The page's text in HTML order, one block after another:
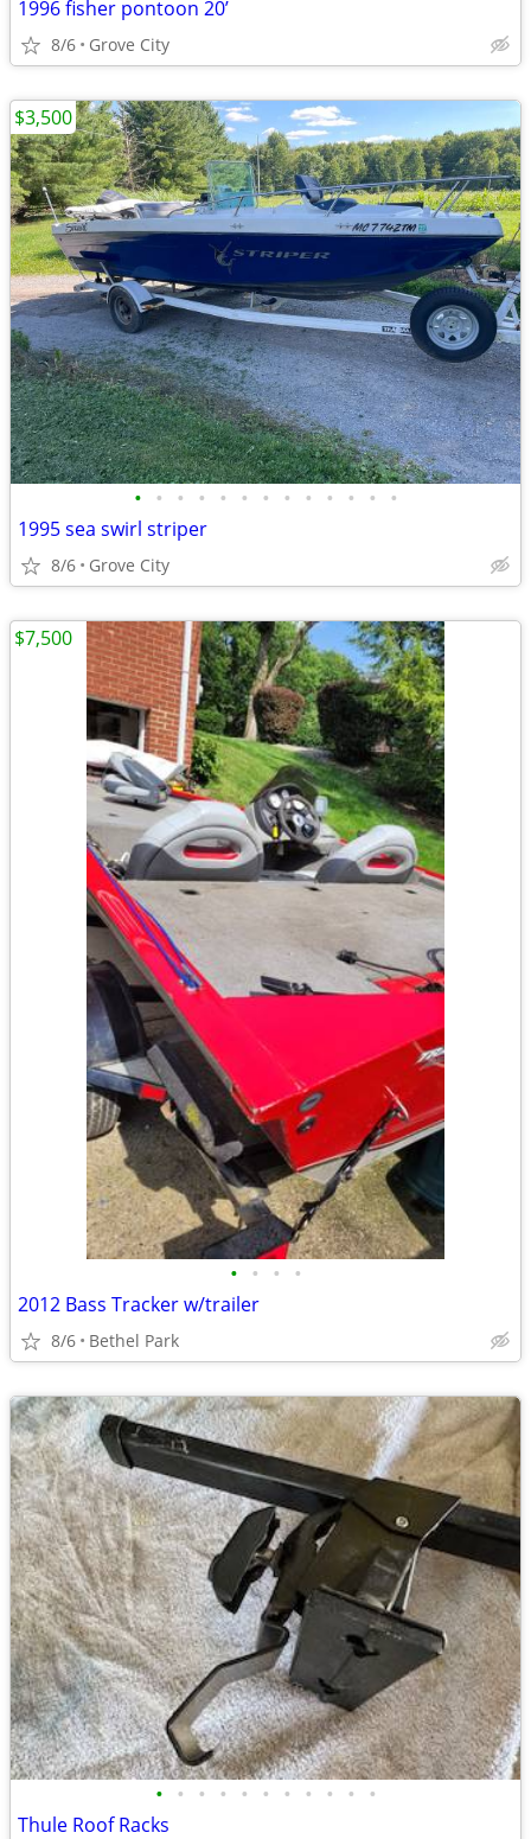
1996 fisher pontoon 20’
8/6 Grove City
• • • • • • • • • • • • •
1995 sea swirl striper
8/6 Grove City
$3,500
• • • •
2012 Bass Tracker w/trailer
8/6 Bethel Park
$7,500
• • • • • • • • • • •
Thule Roof Racks